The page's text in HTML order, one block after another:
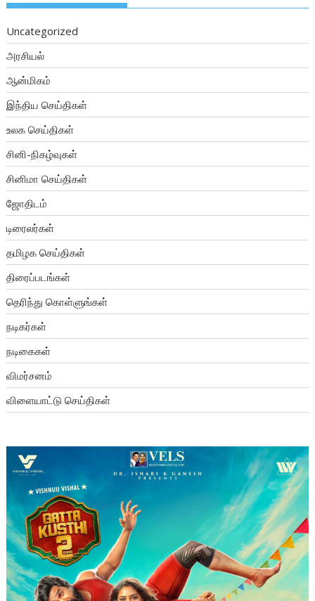
Uncategorized
அரசியல்
ஆன்மிகம்
இந்திய செய்திகள்
உலக செய்திகள்
சினி-நிகழ்வுகள்
சினிமா செய்திகள்
ஜோதிடம்
டிரைலர்கள்
தமிழக செய்திகள்
திரைப்படங்கள்
தெரிந்து கொள்ளுங்கள்
நடிகர்கள்
நடிகைகள்
விமர்சனம்
விளையாட்டு செய்திகள்